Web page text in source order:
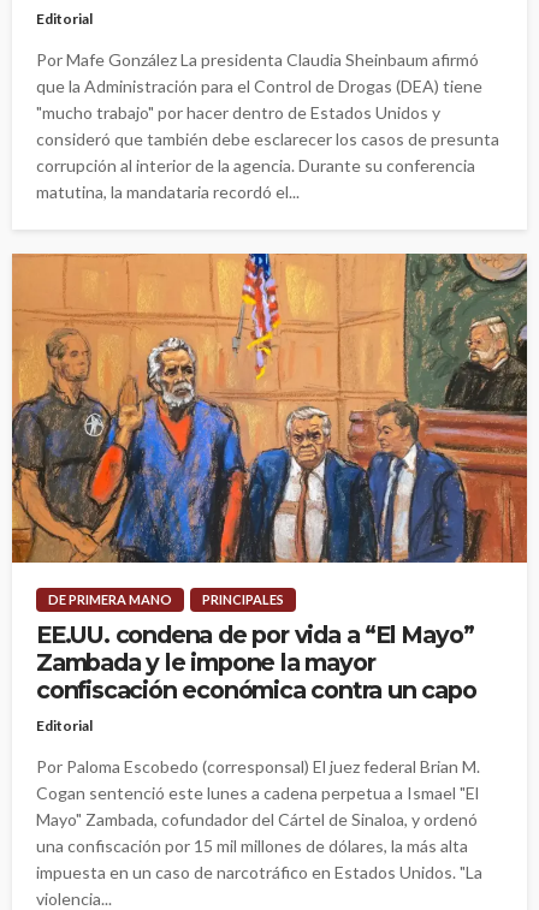
Editorial
Por Mafe González La presidenta Claudia Sheinbaum afirmó
que la Administración para el Control de Drogas (DEA) tiene
"mucho trabajo" por hacer dentro de Estados Unidos y
consideró que también debe esclarecer los casos de presunta
corrupción al interior de la agencia. Durante su conferencia
matutina, la mandataria recordó el...
DE PRIMERA MANO PRINCIPALES
EE.UU. condena de por vida a “El Mayo”
Zambada y le impone la mayor
confiscación económica contra un capo
Editorial
Por Paloma Escobedo (corresponsal) El juez federal Brian M.
Cogan sentenció este lunes a cadena perpetua a Ismael "El
Mayo" Zambada, cofundador del Cártel de Sinaloa, y ordenó
una confiscación por 15 mil millones de dólares, la más alta
impuesta en un caso de narcotráfico en Estados Unidos. "La
violencia...